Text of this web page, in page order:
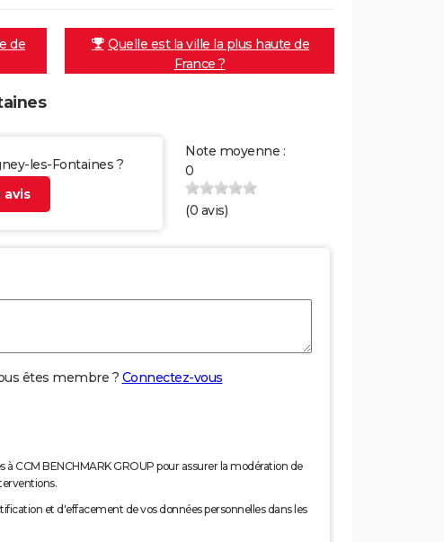
de
Quelle est la ville la plus haute de
France ?
les-Fontaines ?
avis
Note moyenne :
0
(0 avis)
êtes membre ? Connectez-vous
CCM BENCHMARK GROUP pour assurer la modération de
et d'effacement de vos données personnelles dans les